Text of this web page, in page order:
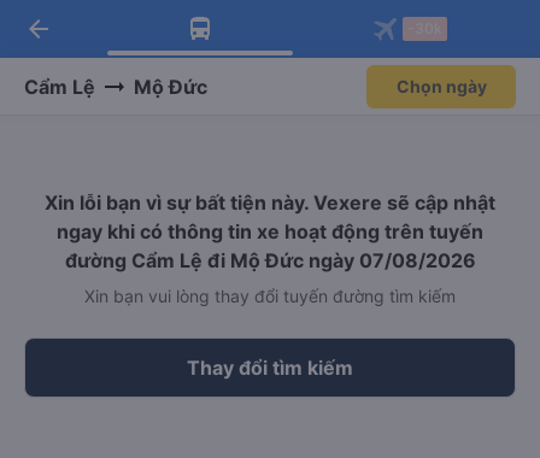
Tải app Vexere ngay!
Nhận ưu đãi thành viên độc
Mở app
Tải app Vexere
-30k/ghế khi đặt vé máy bay qua
Mở app
arrow_back
Cẩm Lệ Mộ Đức Chọn ngày
Xin lỗi bạn vì sự bất tiện này. Vexere sẽ cập nhật
ngay khi có thông tin xe hoạt động trên tuyến
đường Cẩm Lệ đi Mộ Đức ngày 07/08/2026
Xin bạn vui lòng thay đổi tuyến đường tìm kiếm
Thay đổi tìm kiếm